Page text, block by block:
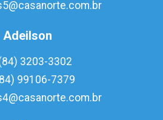
Adeilson
3203-3302
99106-7379